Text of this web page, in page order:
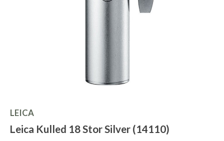
LEICA
Leica Kulled 18 Stor Silver (14110)